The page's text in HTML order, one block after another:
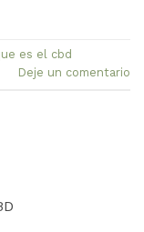
es el cbd
Deje un comentario